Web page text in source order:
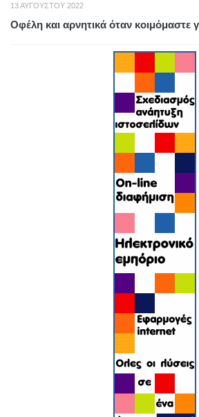
13 ΑΥΓΟΎΣΤΟΥ 2022
Οφέλη και αρνητικά όταν κοιμόμαστε